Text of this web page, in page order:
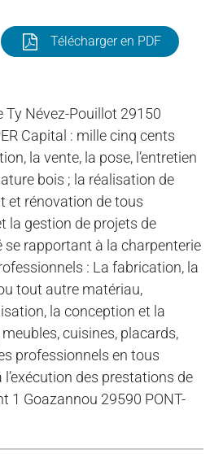
Télécharger en PDF
Ty Névez-Pouillot 29150
Capital : mille cinq cents
la vente, la pose, l’entretien
bois ; la réalisation de
et rénovation de tous
la gestion de projets de
rapportant à la charpenterie
: La fabrication, la
tout autre matériau,
la conception et la
cuisines, placards,
professionnels en tous
des prestations de
1 Goazannou 29590 PONT-